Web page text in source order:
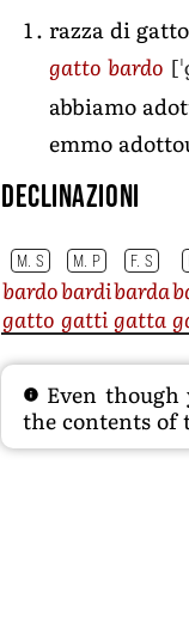
razza di
gatto bardo
abbiamo
emmo
Declinazioni
M. S M. P F. S
bardobardibarda
gatto gatti gatta
Even
the contents of